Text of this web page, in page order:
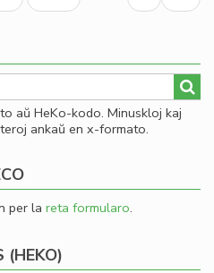
page
page
aŭ HeKo-kodo. Minuskloj kaj
ankaŭ en x-formato.
per la reta formularo.
(HEKO)